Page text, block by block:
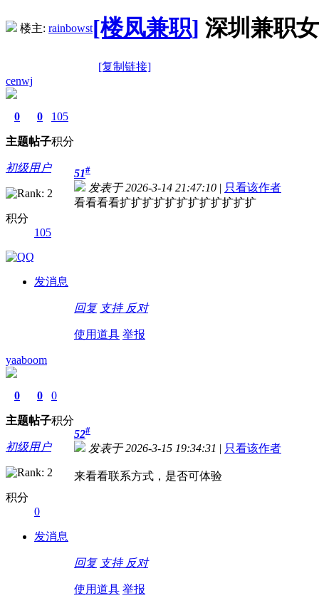
楼主: rainbowst[楼凤兼职] 深圳兼职
[复制链接]
cenwj
0
主题
0
帖子
105
积分
初级用户
积分
105
发消息
51#
发表于 2026-3-14 21:47:10 | 只看该作者
看看看看扩扩扩扩扩扩扩扩扩扩扩扩
回复 支持 反对
使用道具 举报
yaaboom
0
主题
0
帖子
0
积分
初级用户
积分
0
发消息
52#
发表于 2026-3-15 19:34:31 | 只看该作者
来看看联系方式，是否可体验
回复 支持 反对
使用道具 举报